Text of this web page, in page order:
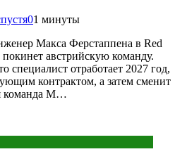
01 минуты
Макса Ферстаппена в Red
австрийскую команду.
специалист отработает 2027 год,
контрактом, а затем сменит
команда M…